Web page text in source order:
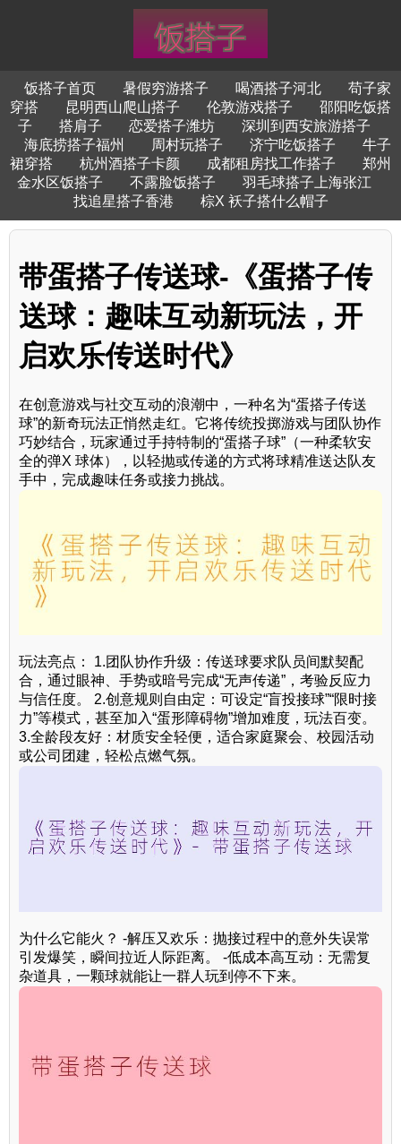
饭搭子首页 暑假穷游搭子 喝酒搭子河北
苟子家
穿搭
昆明西山爬山搭子 伦敦游戏搭子
邵阳吃饭搭
子
搭肩子 恋爱搭子潍坊
深圳到西安旅游搭子
海底捞搭子福州
周村玩搭子 济宁吃饭搭子
牛子
裙穿搭
杭州酒搭子卡颜 成都租房找工作搭子
郑州
金水区饭搭子
不露脸饭搭子
羽毛球搭子上海张江
找追星搭子香港
棕X 袄子搭什么帽子
带蛋搭子传送球-《蛋搭子传
送球：趣味互动新玩法，开
启欢乐传送时代》
在创意游戏与社交互动的浪潮中，一种名为“蛋搭子传送
球”的新奇玩法正悄然走红。它将传统投掷游戏与团队协作
巧妙结合，玩家通过手持特制的“蛋搭子球”（一种柔软安
全的弹X 球体），以轻抛或传递的方式将球精准送达队友
手中，完成趣味任务或接力挑战。
玩法亮点： 1.团队协作升级：传送球要求队员间默契配
合，通过眼神、手势或暗号完成“无声传递”，考验反应力
与信任度。 2.创意规则自由定：可设定“盲投接球”“限时接
力”等模式，甚至加入“蛋形障碍物”增加难度，玩法百变。
3.全龄段友好：材质安全轻便，适合家庭聚会、校园活动
或公司团建，轻松点燃气氛。
为什么它能火？ -解压又欢乐：抛接过程中的意外失误常
引发爆笑，瞬间拉近人际距离。 -低成本高互动：无需复
杂道具，一颗球就能让一群人玩到停不下来。